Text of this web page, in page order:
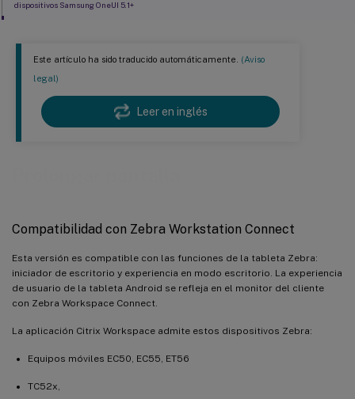
Este artículo ha sido traducido automáticamente. (Aviso
legal)
Leer en inglés
Compatibilidad con Zebra Workstation Connect
Esta versión es compatible con las funciones de la tableta Zebra:
iniciador de escritorio y experiencia en modo escritorio. La experiencia
de usuario de la tableta Android se refleja en el monitor del cliente
con Zebra Workspace Connect.
La aplicación Citrix Workspace admite estos dispositivos Zebra:
Equipos móviles EC50, EC55, ET56
TC52x,
dispositivos Samsung OneUI 5.1+